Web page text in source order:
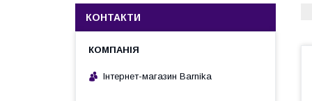
КОНТАКТИ
Інтернет-магазин Barnika